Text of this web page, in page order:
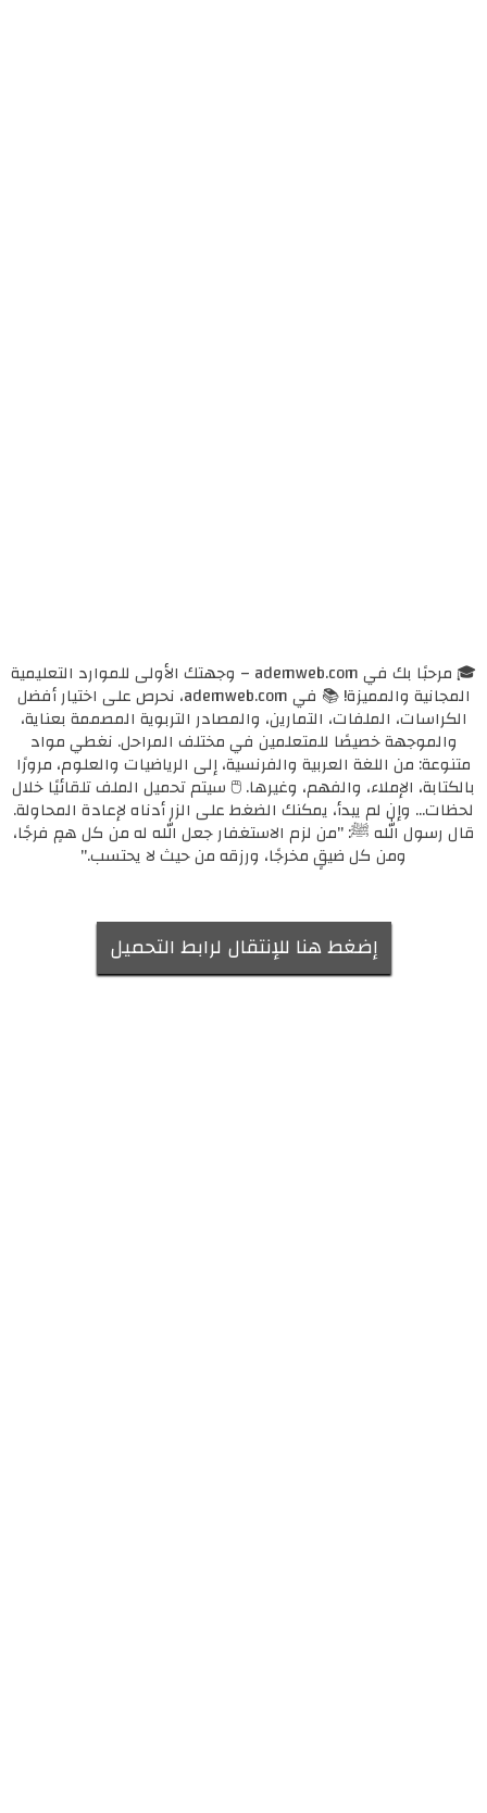
🎓 مرحبًا بك في ademweb.com – وجهتك الأولى للموارد التعليمية
المجانية والمميزة! 📚 في ademweb.com، نحرص على اختيار أفضل
الكراسات، الملفات، التمارين، والمصادر التربوية المصممة بعناية،
والموجهة خصيصًا للمتعلمين في مختلف المراحل. نغطي مواد
متنوعة: من اللغة العربية والفرنسية، إلى الرياضيات والعلوم، مرورًا
بالكتابة، الإملاء، والفهم، وغيرها. 🖱️ سيتم تحميل الملف تلقائيًا خلال
لحظات... وإن لم يبدأ، يمكنك الضغط على الزر أدناه لإعادة المحاولة.
قال رسول الله ﷺ: "من لزم الاستغفار جعل الله له من كل همٍ فرجًا،
ومن كل ضيقٍ مخرجًا، ورزقه من حيث لا يحتسب."
إضغط هنا للإنتقال لرابط التحميل